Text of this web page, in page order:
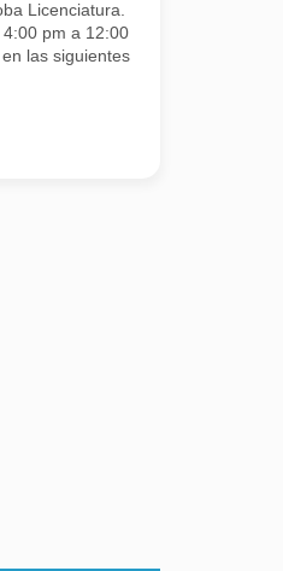
Licenciatura.
pm a 12:00
las siguientes